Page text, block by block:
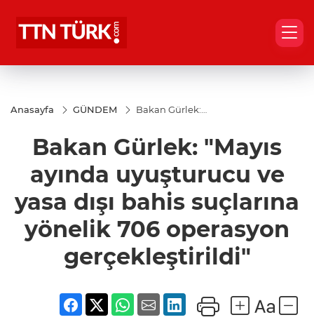
Anasayfa GÜNDEM
Bakan Gürlek:
yasa dışı bahis
suçlarına
yönelik 706
operasyon
gerçekleştirildi"
Bakan Gürlek: "Mayıs
ayında uyuşturucu ve
yasa dışı bahis suçlarına
yönelik 706 operasyon
gerçekleştirildi"